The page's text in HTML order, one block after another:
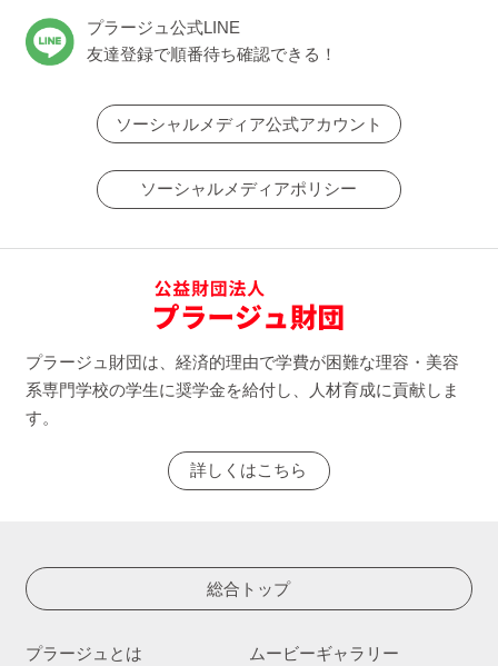
プラージュ公式LINE
友達登録で順番待ち確認できる！
ソーシャルメディア公式アカウント
ソーシャルメディアポリシー
プラージュ財団は、経済的理由で学費が困難な理容・美容
系専門学校の学生に奨学金を給付し、人材育成に貢献しま
す。
詳しくはこちら
総合トップ
プラージュとは ムービーギャラリー